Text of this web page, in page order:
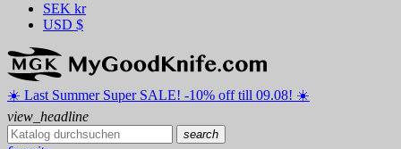
SEK kr
USD $
☀️ ️Last Summer Super SALE! -10% off till 09.08! ☀️
view_headline
search